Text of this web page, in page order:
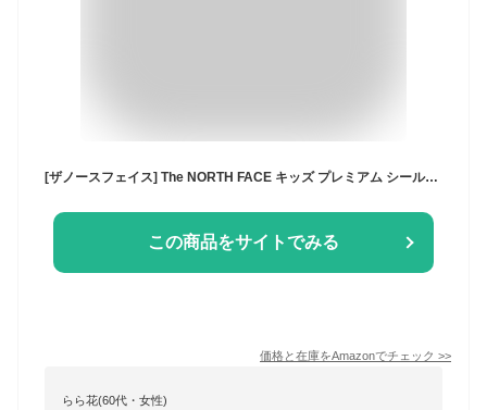
[ザノースフェイス] The NORTH FACE キッズ プレミアム シールドスクールパックリュック バッグ KIDS PREMIUM SHIELD SCH PACK 全5カラー (ブル－(BLU)) [並行輸入品]
この商品をサイトでみる
価格と在庫をAmazonでチェック >>
らら花(60代・女性)